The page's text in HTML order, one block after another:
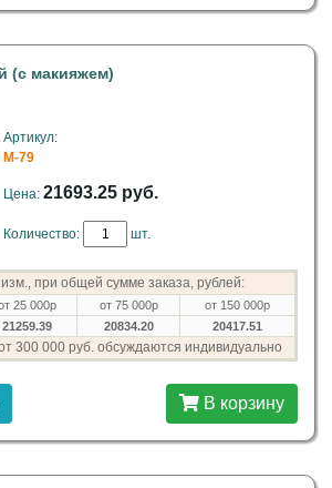
(с макияжем)
Артикул:
M-79
Цена: 21693.25 руб.
Количество: шт.
при общей сумме заказа, рублей:
25 000р от 75 000р
от 150 000р
21259.39 20834.20 20417.51
300 000 руб. обсуждаются индивидуально
В корзину